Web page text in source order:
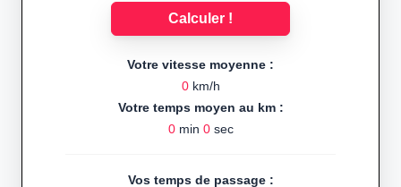
Calculer !
Votre vitesse moyenne :
0km/h
Votre temps moyen au km :
0min 0sec
Vos temps de passage :